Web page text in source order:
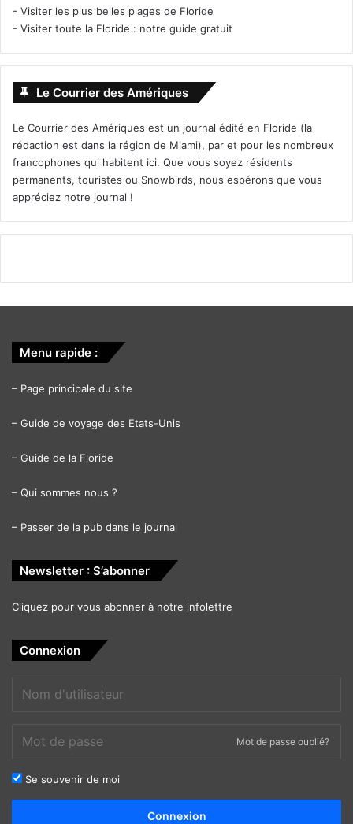
Faits Divers en Floride faits-divers
Floride Miami Orlando
- Visiter les plus belles plages de Floride
- Visiter toute la Floride : notre guide gratuit
Le Courrier des Amériques
Le Courrier des Amériques est un journal édité en Floride (la
rédaction est dans la région de Miami), par et pour les nombreux
francophones qui habitent ici. Que vous soyez résidents
permanents, touristes ou Snowbirds, nous espérons que vous
appréciez notre journal !
Menu rapide :
– Page principale du site
– Guide de voyage des Etats-Unis
– Guide de la Floride
– Qui sommes nous ?
– Passer de la pub dans le journal
Newsletter : S’abonner
Cliquez pour vous abonner à notre infolettre
Connexion
Mot de passe oublié?
Se souvenir de moi
Connexion